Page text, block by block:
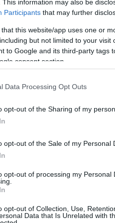
This information may also be
Participants that may further
that this website/app uses one or
but not limited to your
to Google and its third-party tags
consent section.
Data Processing Opt Outs
opt-out of the Sharing of my
opt-out of the Sale of my Personal
opt-out of processing my Personal
opt-out of Collection, Use,
Data that Is Unrelated with
fogadásába ma
is jusson egy kis
ma inkább ne tedd ki
programot szervezni –
vehetsz magadnak és
ma viszont